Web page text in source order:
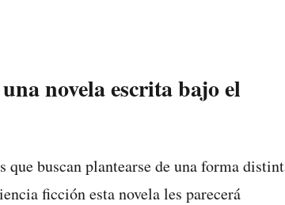
novela escrita bajo el
que buscan plantearse de una forma
ficción esta novela les parecerá